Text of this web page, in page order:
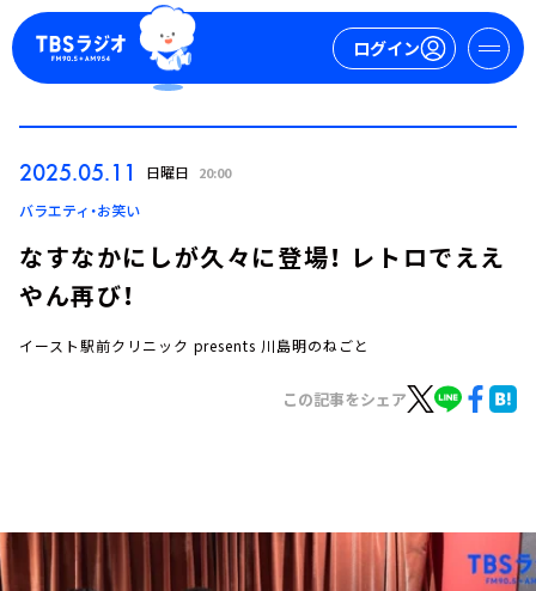
ログイン
ログイン
お知らせ
イベント・グッズ
2025.05.11 日曜日 20:00
バラエティ・お笑い
なすなかにしが久々に登場！ レトロでええ
やん再び！
イースト駅前クリニック presents 川島明のねごと
この記事をシェア